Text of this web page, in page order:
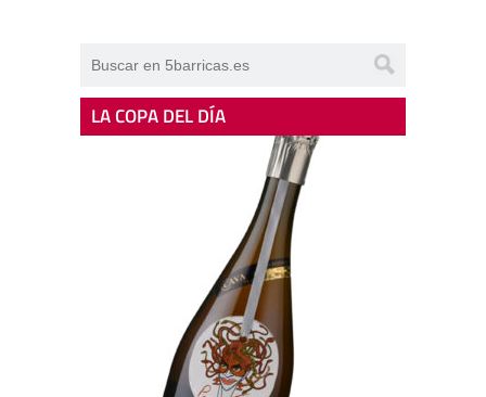
LA COPA DEL DÍA